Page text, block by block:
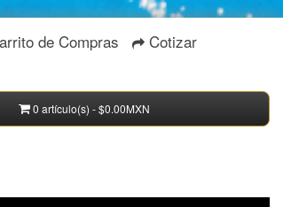
de Compras Cotizar
0 artículo(s) - $0.00MXN